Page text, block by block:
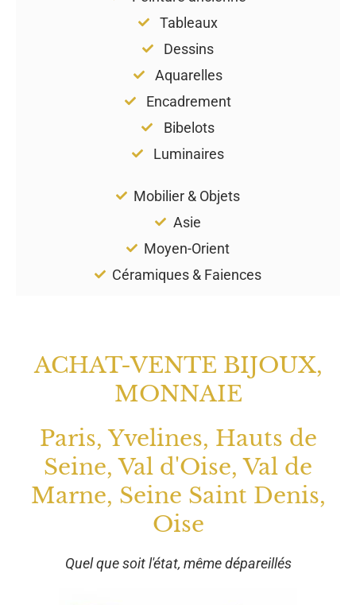
Tableaux
Dessins
Aquarelles
Encadrement
Bibelots
Luminaires
Mobilier & Objets
Asie
Moyen-Orient
Céramiques & Faiences
ACHAT-VENTE BIJOUX,
MONNAIE
Paris, Yvelines, Hauts de
Seine, Val d'Oise, Val de
Marne, Seine Saint Denis,
Oise
Quel que soit l'état, même dépareillés